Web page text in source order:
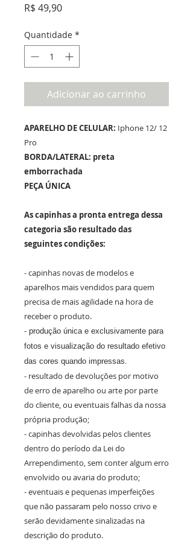
R$ 49,90Preço
Quantidade *
Adicionar ao carrinho
APARELHO DE CELULAR: Iphone 12/ 12
Pro
BORDA/LATERAL: preta
emborrachada
PEÇA ÚNICA
As capinhas a pronta entrega dessa
categoria são resultado das
seguintes condições:
- capinhas novas de modelos e
aparelhos mais vendidos para quem
precisa de mais agilidade na hora de
receber o produto.
- produção única e exclusivamente para
fotos e visualização do resultado efetivo
das cores quando impressas.
- resultado de devoluções por motivo
de erro de aparelho ou arte por parte
do cliente, ou eventuais falhas da nossa
própria produção;
- capinhas devolvidas pelos clientes
dentro do período da Lei do
Arrependimento, sem conter algum erro
envolvido ou avaria do produto;
- eventuais e pequenas imperfeições
que não passaram pelo nosso crivo e
serão devidamente sinalizadas na
descrição do produto.